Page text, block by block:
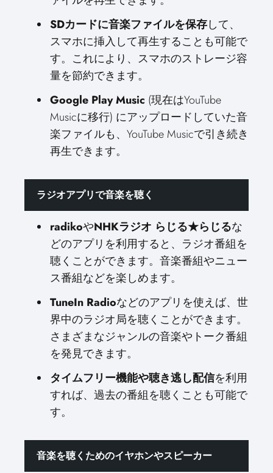
SDカードに音楽ファイルを保存して、
スマホに挿入して再生することも可能で
す。これにより、スマホのストレージ容
量を節約できます。
Google Play Music (現在はYouTube
Musicに移行) にアップロードしていた音
楽ファイルも、YouTube Musicで引き続き
再生できます。
ラジオアプリで音楽を聴く
radikoやNHKラジオ らじる★らじるな
どのアプリを利用すると、ラジオ番組を
聴くことができます。音楽番組やニュー
ス番組などを楽しめます。
TuneIn Radioなどのアプリを使えば、世
界中のラジオ局を聴くことができます。
さまざまなジャンルの音楽やトーク番組
を発見できます。
タイムフリー機能や聴き逃し配信を利用
すれば、過去の番組を聴くことも可能で
す。
音楽を聴くためのイヤホンやスピーカー